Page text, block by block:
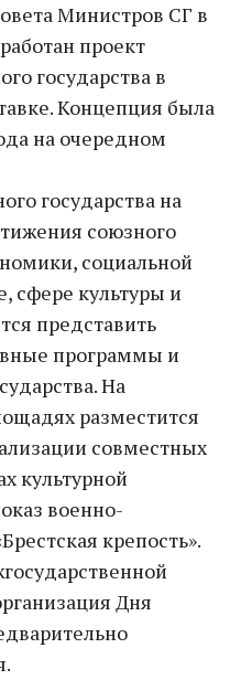
Министров СГ в
проект
государства в
Концепция была
на очередном
государства на
союзного
социальной
сфере культуры и
представить
программы и
На
разместится
совместных
культурной
военно-
крепость».
Дня